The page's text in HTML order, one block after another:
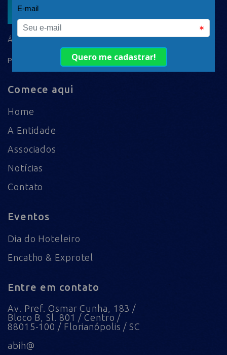
ÁREA DO ASSOCIADO
POLÍTICA DE PRIVACIDADE
Comece aqui
Home
A Entidade
Associados
Notícias
Contato
Eventos
Dia do Hoteleiro
Encatho & Exprotel
Entre em contato
Av. Pref. Osmar Cunha, 183 /
Bloco B, Sl. 801 / Centro /
88015-100 / Florianópolis / SC
abih@